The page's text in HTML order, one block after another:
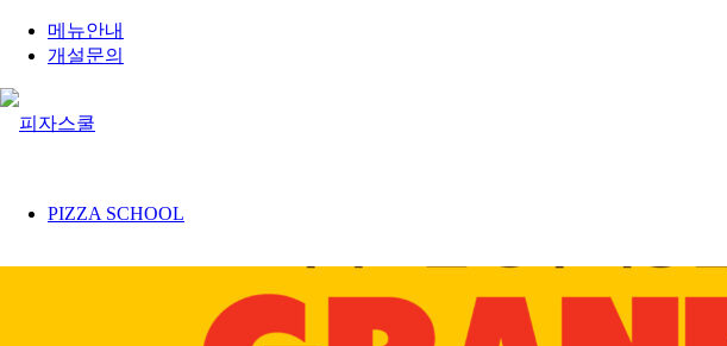
메뉴안내
개설문의
PIZZA SCHOOL